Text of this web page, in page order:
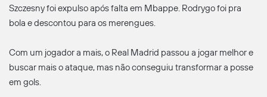
Szczesny foi expulso após falta em Mbappe. Rodrygo foi pra
bola e descontou para os merengues.
Com um jogador a mais, o Real Madrid passou a jogar melhor e
buscar mais o ataque, mas não conseguiu transformar a posse
em gols.